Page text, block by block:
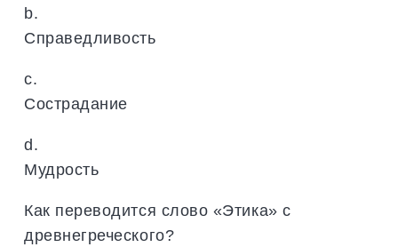
b.
Справедливость
c.
Сострадание
d.
Мудрость
Как переводится слово «Этика» с
древнегреческого?